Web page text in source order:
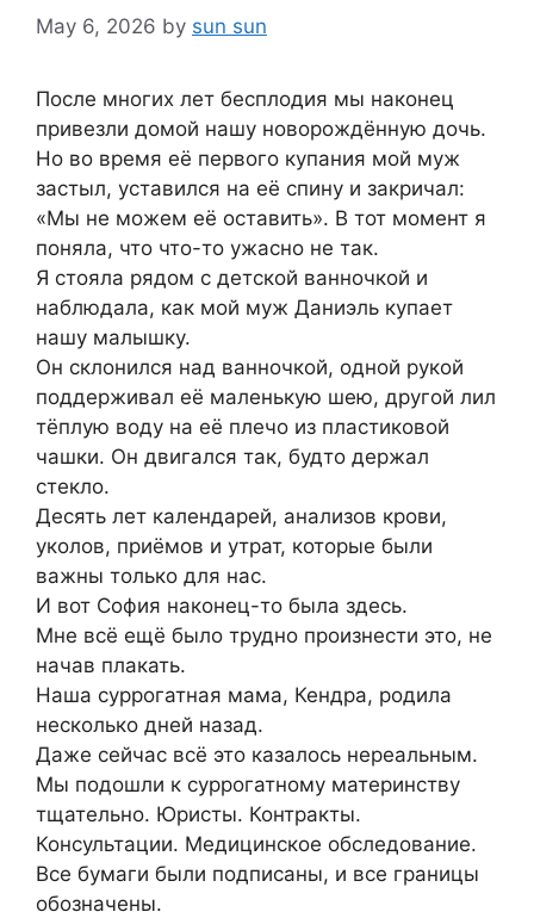
May 6, 2026 by sun sun
После многих лет бесплодия мы наконец
привезли домой нашу новорождённую дочь.
Но во время её первого купания мой муж
застыл, уставился на её спину и закричал:
«Мы не можем её оставить». В тот момент я
поняла, что что-то ужасно не так.
Я стояла рядом с детской ванночкой и
наблюдала, как мой муж Даниэль купает
нашу малышку.
Он склонился над ванночкой, одной рукой
поддерживал её маленькую шею, другой лил
тёплую воду на её плечо из пластиковой
чашки. Он двигался так, будто держал
стекло.
Десять лет календарей, анализов крови,
уколов, приёмов и утрат, которые были
важны только для нас.
И вот София наконец-то была здесь.
Мне всё ещё было трудно произнести это, не
начав плакать.
Наша суррогатная мама, Кендра, родила
несколько дней назад.
Даже сейчас всё это казалось нереальным.
Мы подошли к суррогатному материнству
тщательно. Юристы. Контракты.
Консультации. Медицинское обследование.
Все бумаги были подписаны, и все границы
обозначены.